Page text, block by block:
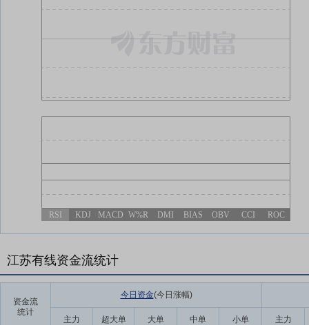
RSI KDJ MACD W%R DMI BIAS OBV CCI ROC
江苏有线资金流统计
资金流
统计
今日资金(今日涨幅)
主力 超大单 大单 中单 小单 主力